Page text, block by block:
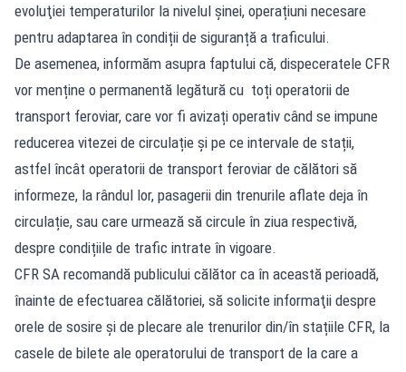
evoluţiei temperaturilor la nivelul şinei, operațiuni necesare
pentru adaptarea în condiții de siguranță a traficului.
De asemenea, informăm asupra faptului că, dispeceratele CFR
vor menține o permanentă legătură cu toți operatorii de
transport feroviar, care vor fi avizați operativ când se impune
reducerea vitezei de circulație și pe ce intervale de stații,
astfel încât operatorii de transport feroviar de călători să
informeze, la rândul lor, pasagerii din trenurile aflate deja în
circulație, sau care urmează să circule în ziua respectivă,
despre condițiile de trafic intrate în vigoare.
CFR SA recomandă publicului călător ca în această perioadă,
înainte de efectuarea călătoriei, să solicite informaţii despre
orele de sosire și de plecare ale trenurilor din/în stațiile CFR, la
casele de bilete ale operatorului de transport de la care a